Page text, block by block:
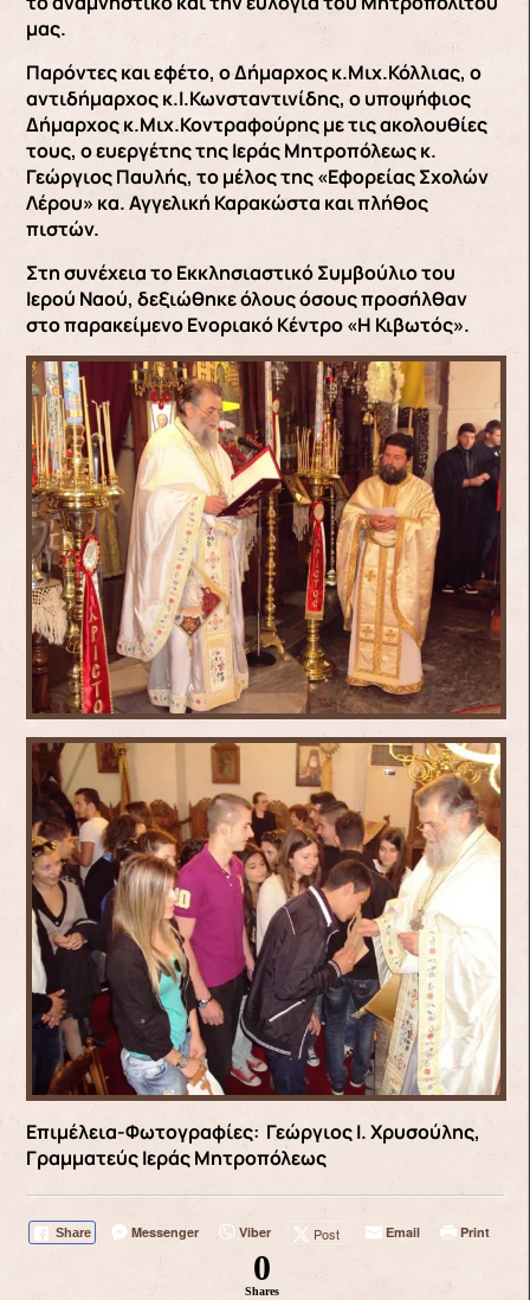
μας.
Παρόντες και εφέτο, ο Δήμαρχος κ.Μιχ.Κόλλιας, ο
αντιδήμαρχος κ.Ι.Κωνσταντινίδης, ο υποψήφιος
Δήμαρχος κ.Μιχ.Κοντραφούρης με τις ακολουθίες
τους, ο ευεργέτης της Ιεράς Μητροπόλεως κ.
Γεώργιος Παυλής, το μέλος της «Εφορείας Σχολών
Λέρου» κα. Αγγελική Καρακώστα και πλήθος
πιστών.
Στη συνέχεια το Εκκλησιαστικό Συμβούλιο του
Ιερού Ναού, δεξιώθηκε όλους όσους προσήλθαν
στο παρακείμενο Ενοριακό Κέντρο «Η Κιβωτός».
Επιμέλεια-Φωτογραφίες: Γεώργιος Ι. Χρυσούλης,
Γραμματεύς Ιεράς Μητροπόλεως
Share Messenger Viber Post Email Print
0
Shares